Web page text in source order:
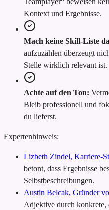
Kontext und Ergebnisse.
Mach keine Skill-Liste
aufzuzählen überzeugt
Stelle wirklich relevant ist.
Achte auf den Ton:
Bleib professionell und
du lieferst.
Expertenhinweis:
Lizbeth Zindel, Karriere-
betont, dass Ergebnisse
Selbstbeschreibungen.
Austin Belcak, Gründer
Adjektive durch konkrete,